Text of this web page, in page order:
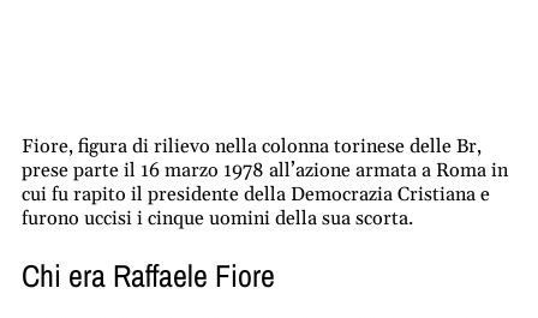
Fiore, figura di rilievo nella colonna torinese delle Br,
prese parte il 16 marzo 1978 all’azione armata a Roma in
cui fu rapito il presidente della Democrazia Cristiana e
furono uccisi i cinque uomini della sua scorta.
Chi era Raffaele Fiore